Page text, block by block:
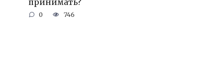
0 746